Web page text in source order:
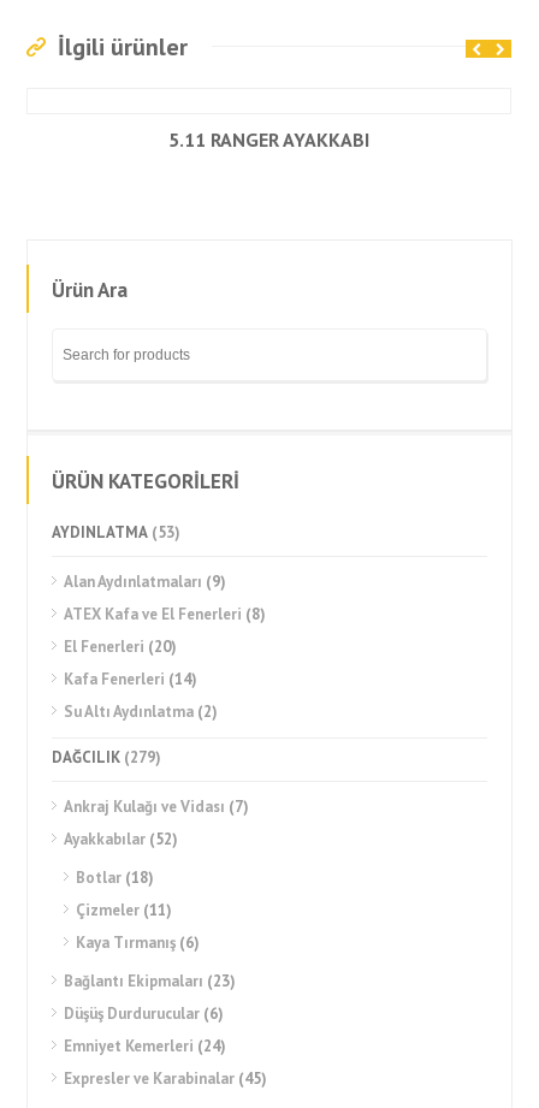
İlgili ürünler
5.11 RANGER AYAKKABI
Ürün Ara
ÜRÜN KATEGORİLERİ
AYDINLATMA (53)
Alan Aydınlatmaları (9)
ATEX Kafa ve El Fenerleri (8)
El Fenerleri (20)
Kafa Fenerleri (14)
Su Altı Aydınlatma (2)
DAĞCILIK (279)
Ankraj Kulağı ve Vidası (7)
Ayakkabılar (52)
Botlar (18)
Çizmeler (11)
Kaya Tırmanış (6)
Bağlantı Ekipmaları (23)
Düşüş Durdurucular (6)
Emniyet Kemerleri (24)
Expresler ve Karabinalar (45)